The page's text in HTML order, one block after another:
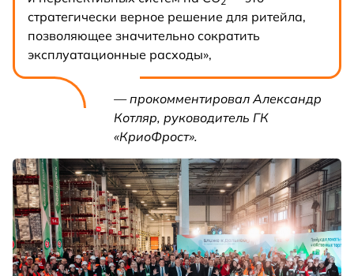
стратегически верное решение для ритейла,
позволяющее значительно сократить
эксплуатационные расходы»,
— прокомментировал Александр
Котляр, руководитель ГК
«КриоФрост».